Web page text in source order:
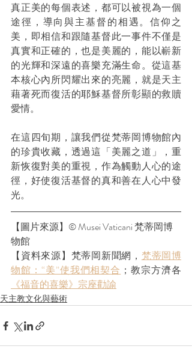
真正美的每個表述，都可以被視為一個
途徑，導向與主基督的相遇。信仰之
美，即相信和跟隨基督此一事件不僅是
真實和正確的，也是美麗的，能以嶄新
的光輝和深遠的喜樂充滿生命。從這基
本核心內所閃耀出來的亮麗，就是天主
藉著死而復活的耶穌基督所彰顯的救贖
愛情。
在這四旬期，讓我們從梵蒂岡博物館內
的珍貴收藏，透過這「美麗之道」，重
新恢復對美的重視，作為觸動人心的途
徑，好使復活基督的真和善在人心中發
光。
【圖片來源】© Musei Vaticani 梵蒂岡博
物館
【資料來源】梵蒂岡新聞網， 梵蒂岡博
物館：“美”使我們相契合 ；教宗方濟各
《福音的喜樂》宗座勸諭
天主教文化與藝術